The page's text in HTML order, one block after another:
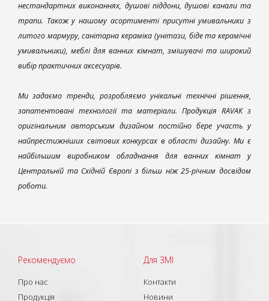
нестандартних виконаннях, душові піддони, душові канали та
трапи. Також у нашому асортименті присутні умивальники з
литого мармуру, санітарна кераміка (унітази, біде та керамічні
умивальники), меблі для ванних кімнат, змішувачі та широкий
вибір практичних аксесуарів.
Ми задаємо тренди, розробляємо унікальні технічні рішення,
запатентовані технології та матеріали. Продукція RAVAK з
оригінальним авторським дизайном постійно бере участь у
найпрестижніших світових конкурсах в області дизайну. Ми є
найбільшим виробником обладнання для ванних кімнат у
Центральній та Східній Європі з більш ніж 25-річним досвідом
роботи.
Рекомендуємо
Про нас
Продукція
Для ЗМІ
Контакти
Новини